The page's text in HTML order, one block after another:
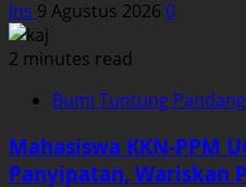
Ins 9 Agustus 2026 0
2 minutes read
Bumi Tuntung Pandang
Mahasiswa KKN-PPM
Panyipatan, Wariskan